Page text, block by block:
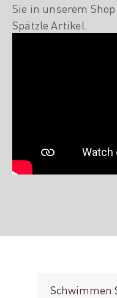
Sie in unserem
Spätzle Artikel.
Schwimmen